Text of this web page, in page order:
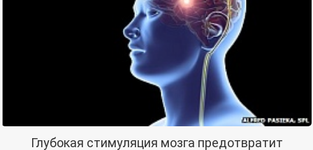
Глубокая стимуляция мозга предотвратит